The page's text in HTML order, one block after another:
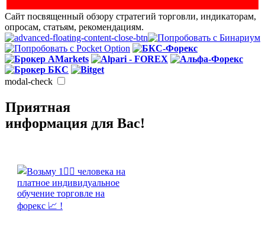
Сайт посвященный обзору стратегий торговли, индикаторам,
опросам, статьям, рекомендациям.
modal-check
Приятная
информация для Вас!